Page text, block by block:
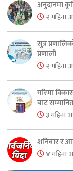
अनुदानमा
२ महिना
सुत्र
प्रणाली
२ महिना
गरिमा
बाट सम्मानित
३ महिना
शनिबार र
४ महिना